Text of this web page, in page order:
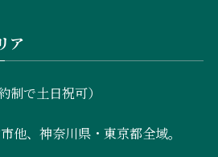
ア
制で土日祝可）
他、神奈川県・東京都全域。